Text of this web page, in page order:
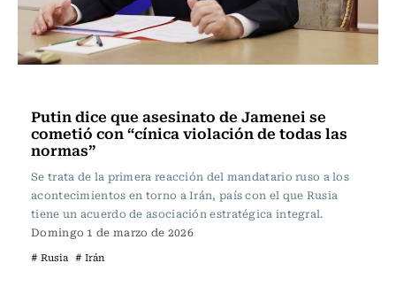
Putin dice que asesinato de Jamenei se
cometió con “cínica violación de todas las
normas”
Se trata de la primera reacción del mandatario ruso a los
acontecimientos en torno a Irán, país con el que Rusia
tiene un acuerdo de asociación estratégica integral.
Domingo 1 de marzo de 2026
# Rusia # Irán